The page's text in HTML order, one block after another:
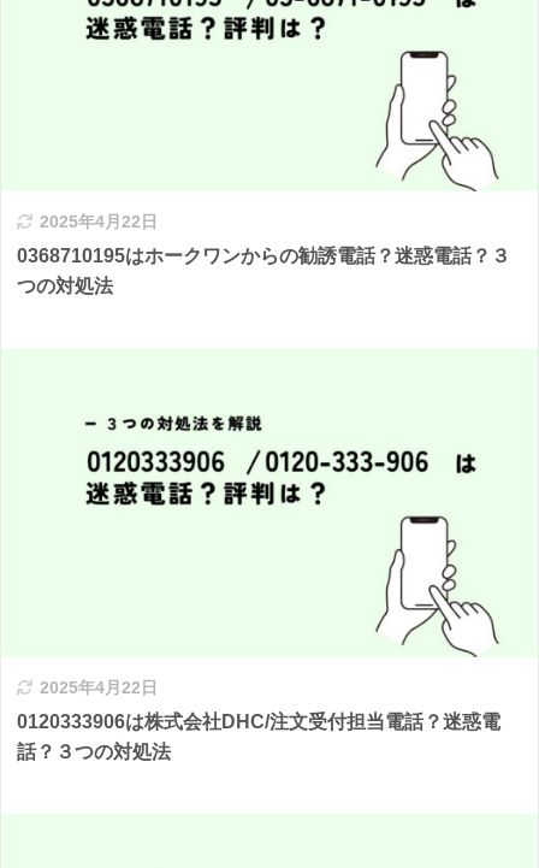
2025年4月22日
0368710195はホークワンからの勧誘電話？迷惑電話？３
つの対処法
2025年4月22日
0120333906は株式会社DHC/注文受付担当電話？迷惑電
話？３つの対処法